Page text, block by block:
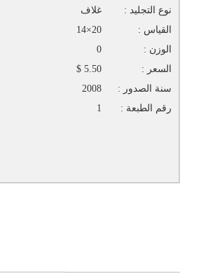
نوع التجليد :
غلاف
القياس :
20×14
الوزن :
0
السعر :
5.50 $
سنة الصدور :
2008
رقم الطبعة :
1